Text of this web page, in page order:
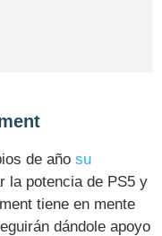
de añosu
la potencia de PS5 y
tiene en mente
dándole apoyo